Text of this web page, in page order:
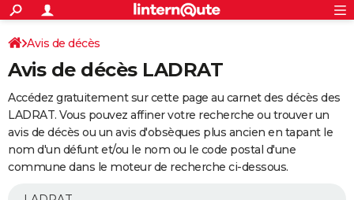
ACTUALITÉS
Politique
Société
Faits Divers
Education
Monde
Villes
+
SPORT
Coupe du monde 2026
Football
Tennis
Cyclisme
Rugby
Forum
Programme TV
TNTStreaming
Cinéma
Sorties cinéma
Musique
+
FINANCE
Retraite
Epargne
Immobilier
Risques naturels par ville
Banque
Assurance
AUTO
Essais
Réserver un essai
Citadines
Berlines
SUV
Forum auto
+
Avis de décès
Avis de décès LADRAT
Accédez gratuitement sur cette page au carnet des décès des
LADRAT. Vous pouvez affiner votre recherche ou trouver un
avis de décès ou un avis d'obsèques plus ancien en tapant le
nom d'un défunt et/ou le nom ou le code postal d'une
commune dans le moteur de recherche ci-dessous.